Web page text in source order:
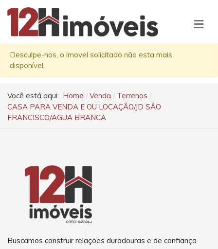
Desculpe-nos, o imovel solicitado não esta mais
disponível.
Você está aqui: Home Venda
Terrenos
CASA PARA VENDA E OU LOCAÇÃO/JD SÃO
FRANCISCO/AGUA BRANCA
Buscamos construir relações duradouras e de confiança